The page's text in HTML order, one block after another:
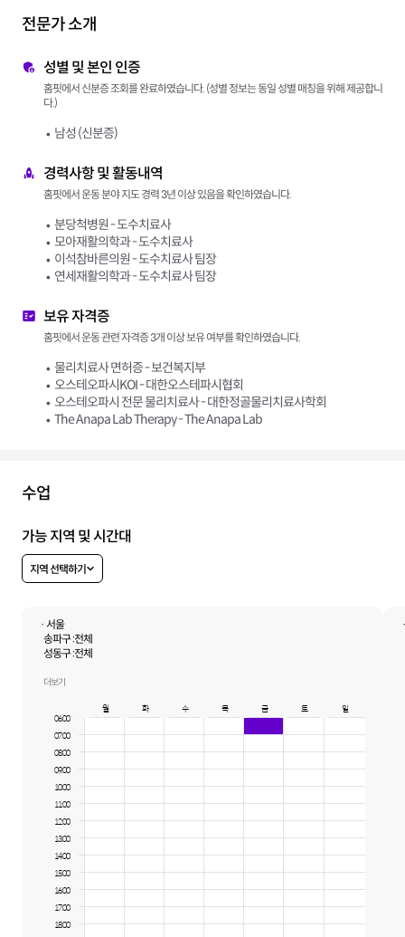
전문가 소개
성별 및 본인 인증
홈핏에서 신분증 조회를 완료하였습니다. (성별 정보는 동일 성별 매칭을 위해 제공합니
다.)
남성 (신분증)
경력사항 및 활동내역
홈핏에서 운동 분야 지도 경력 3년 이상 있음을 확인하였습니다.
분당척병원 - 도수치료사
모아재활의학과 - 도수치료사
이석참바른의원 - 도수치료사 팀장
연세재활의학과 - 도수치료사 팀장
보유 자격증
홈핏에서 운동 관련 자격증 3개 이상 보유 여부를 확인하였습니다.
물리치료사 면허증 - 보건복지부
오스테오파시KOI - 대한오스테파시협회
오스테오파시 전문 물리치료사 - 대한정골물리치료사학회
The Anapa Lab Therapy - The Anapa Lab
수업
가능 지역 및 시간대
지역 선택하기
· 서울
송파구 :전체
성동구 :전체
중구 :
종로구 :
광진구 :
중랑구 :
전체
더보기
월 화 수 목 금 토
일
06:00
07:00
08:00
09:00
10:00
11:00
12:00
13:00
14:00
15:00
16:00
17:00
18:00